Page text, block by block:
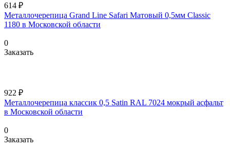
614 ₽
Металлочерепица Grand Line Safari Матовый 0,5мм Classic
1180 в Московской области
0
Заказать
922 ₽
Металлочерепица классик 0,5 Satin RAL 7024 мокрый асфальт
в Московской области
0
Заказать